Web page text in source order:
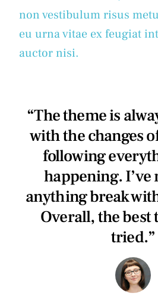
non vestibulum risus
eu urna vitae ex feugiat
auctor nisi.
“The theme is
with the changes
following
happening. I’ve
anything break
Overall, the best
tried.”